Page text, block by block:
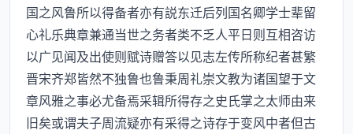
国之风鲁所以得备者亦有説东迁后列国名卿学士辈留
心礼乐典章兼通当世之务者类不乏人平日则互相咨访
以广见闻及出使则赋诗赠答以见志左传所称纪者甚繁
晋宋齐郑皆然不独鲁也鲁秉周礼崇文教为诸国望于文
章风雅之事必尤备焉采辑所得存之史氏掌之太师由来
旧矣或谓夫子周流疑亦有采得之诗存于变风中者但古